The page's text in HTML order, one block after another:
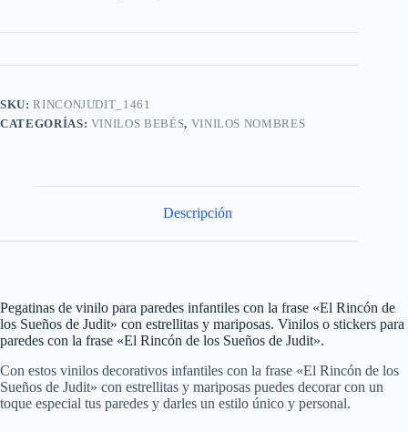
SKU:RINCONJUDIT_1461
CATEGORÍAS: VINILOS BEBÉS, VINILOS NOMBRES
Descripción
Pegatinas de vinilo para paredes infantiles con la frase «El Rincón de
los Sueños de Judit» con estrellitas y mariposas. Vinilos o stickers para
paredes con la frase «El Rincón de los Sueños de Judit».
Con estos vinilos decorativos infantiles con la frase «El Rincón de los
Sueños de Judit» con estrellitas y mariposas puedes decorar con un
toque especial tus paredes y darles un estilo único y personal.